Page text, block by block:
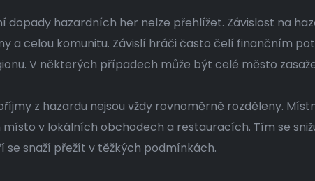
dopady hazardních her nelze přehlížet. Závislost na
a celou komunitu. Závislí hráči často čelí finančním
V některých případech může být celé město
z hazardu nejsou vždy rovnoměrně rozděleny.
v lokálních obchodech a restauracích. Tím se
snaží přežít v těžkých podmínkách.